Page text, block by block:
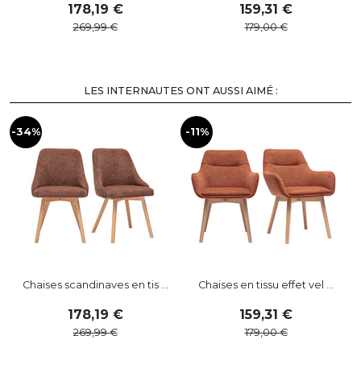
178,19
269,99
159,31
179,00
LES INTERNAUTES ONT AUSSI AIMÉ :
-34%
Chaises scandinaves en tis ...
178,19
269,99
-11%
Chaises en tissu effet vel ...
159,31
179,00